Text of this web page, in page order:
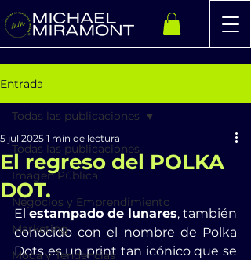
Entrada
Todas las publicaciones
Imagen Pública
Negocios y Emprendimiento
Marketing
Moda y Tendencias
Todas las publicaciones
El regreso del POLKA
DOT.
5 jul 2025 1 min de lectura
El estampado de lunares, también
conocido con el nombre de Polka
Dots es un print tan icónico que se